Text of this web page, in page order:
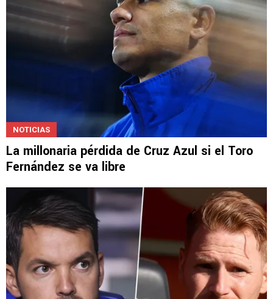
NOTICIAS
La millonaria pérdida de Cruz Azul si el Toro
Fernández se va libre